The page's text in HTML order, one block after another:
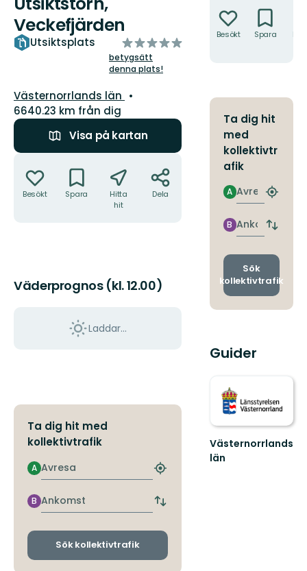
Veckefjärden
Utsiktsplats
av
5
stjärnor
betygsätt
denna plats!
Län:
Västernorrlands län
6640.23 km från dig
Visa på kartan
Besökt Spara
Hitta
hit
Dela
Väderprognos (kl. 12.00)
Laddar...
Ta dig hit med
kollektivtrafik
Avresa
A
Hitta
hållplats
Ankomst
B
Byt
och
Sök kollektivtrafik
Besökt Spara
Ta dig hit
med
kollektivtr
afik
Avresa
A
Hitta
Ankomst
B
Byt
och
Sök
kollektivtrafik
Guider
Västernorrlands
län